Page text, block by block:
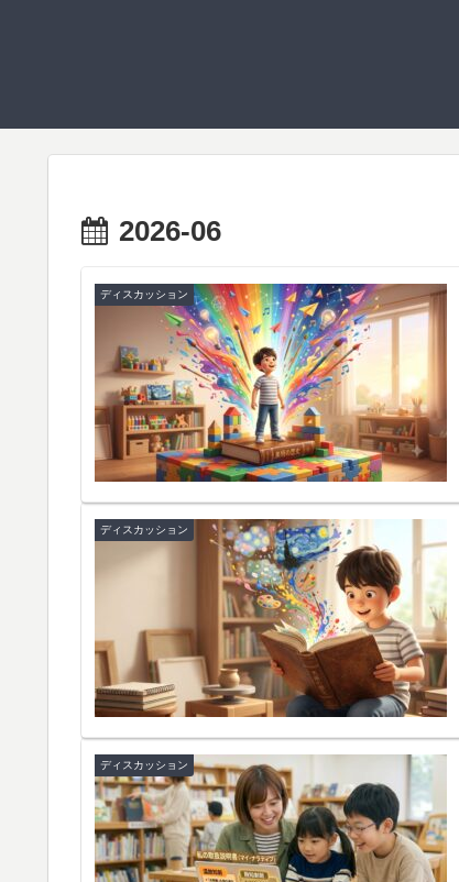
2026-06
ディスカッション
ディスカッション
ディスカッション